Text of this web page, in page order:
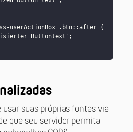
userActionBox .btn::after {
Buttontext';
usar suas próprias fontes via
que seu servidor permita